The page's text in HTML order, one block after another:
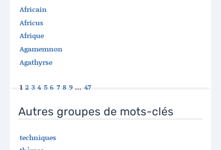
Africain
Africus
Afrique
Agamemnon
Agathyrse
1 2 3 4 5 6 7 8 9 … 47
Autres groupes de mots-clés
techniques